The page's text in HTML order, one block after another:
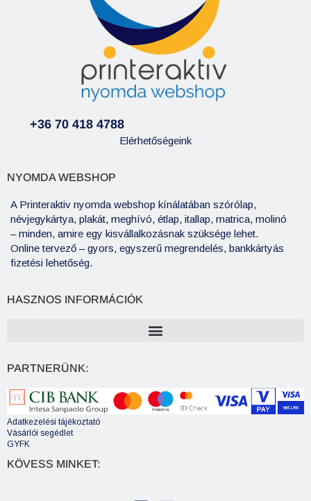
+36 70 418 4788
Elérhetőségeink
NYOMDA WEBSHOP
A Printeraktiv nyomda webshop kínálatában szórólap,
névjegykártya, plakát, meghívó, étlap, itallap, matrica, molinó
– minden, amire egy kisvállalkozásnak szüksége lehet.
Online tervező – gyors, egyszerű megrendelés, bankkártyás
fizetési lehetőség.
HASZNOS INFORMÁCIÓK
PARTNERÜNK:
Adatkezelési tájékoztató
Vásárlói segédlet
GYFK
KÖVESS MINKET: